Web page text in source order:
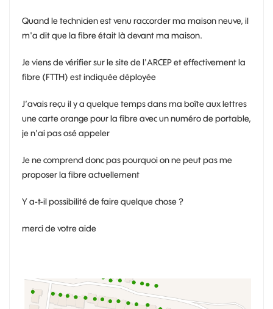
Quand le technicien est venu raccorder ma maison neuve, il
m'a dit que la fibre était là devant ma maison.
Je viens de vérifier sur le site de l'ARCEP et effectivement la
fibre (FTTH) est indiquée déployée
J’avais reçu il y a quelque temps dans ma boîte aux lettres
une carte orange pour la fibre avec un numéro de portable,
je n'ai pas osé appeler
Je ne comprend donc pas pourquoi on ne peut pas me
proposer la fibre actuellement
Y a-t-il possibilité de faire quelque chose ?
merci de votre aide